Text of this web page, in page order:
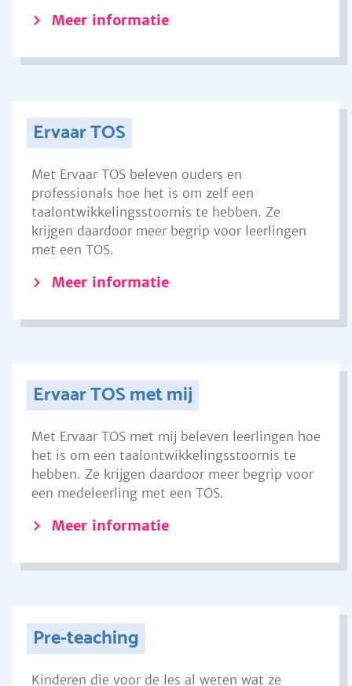
Meer informatie
Ervaar TOS
Met Ervaar TOS beleven ouders en
professionals hoe het is om zelf een
taalontwikkelingsstoornis te hebben. Ze
krijgen daardoor meer begrip voor leerlingen
met een TOS.
Meer informatie
Ervaar TOS met mij
Met Ervaar TOS met mij beleven leerlingen hoe
het is om een taalontwikkelingsstoornis te
hebben. Ze krijgen daardoor meer begrip voor
een medeleerling met een TOS.
Meer informatie
Pre-teaching
Kinderen die voor de les al weten wat ze